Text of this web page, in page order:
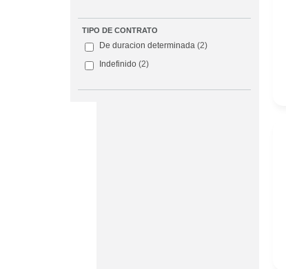
TIPO DE CONTRATO
De duracion determinada (2)
Indefinido (2)